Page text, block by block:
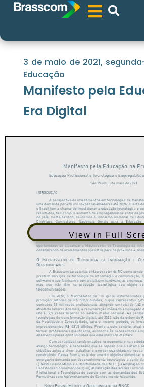
3 de maio de 2021,
Educação
Manifesto pela
Era Digital
View in Full